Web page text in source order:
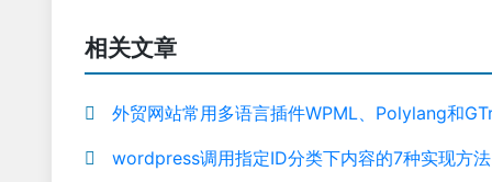
相关文章
外贸网站常用多语言插件WPML、Polylang和
wordpress调用指定ID分类下内容的7种实现方法